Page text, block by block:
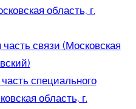
область, г.
связи (Московская
специального
область, г.